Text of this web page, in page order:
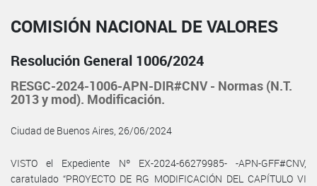
COMISIÓN NACIONAL DE VALORES
Resolución General 1006/2024
RESGC-2024-1006-APN-DIR#CNV - Normas (N.T.
2013 y mod). Modificación.
Ciudad de Buenos Aires, 26/06/2024
VISTO el Expediente Nº EX-2024-66279985- -APN-GFF#CNV,
caratulado “PROYECTO DE RG MODIFICACIÓN DEL CAPÍTULO VI